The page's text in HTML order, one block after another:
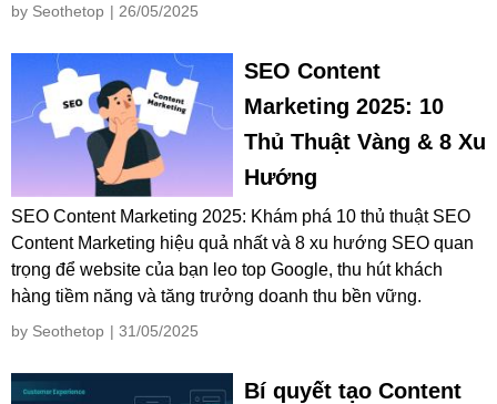
by Seothetop | 26/05/2025
SEO Content
Marketing 2025: 10
Thủ Thuật Vàng & 8 Xu
Hướng
SEO Content Marketing 2025: Khám phá 10 thủ thuật SEO
Content Marketing hiệu quả nhất và 8 xu hướng SEO quan
trọng để website của bạn leo top Google, thu hút khách
hàng tiềm năng và tăng trưởng doanh thu bền vững.
by Seothetop | 31/05/2025
Bí quyết tạo Content